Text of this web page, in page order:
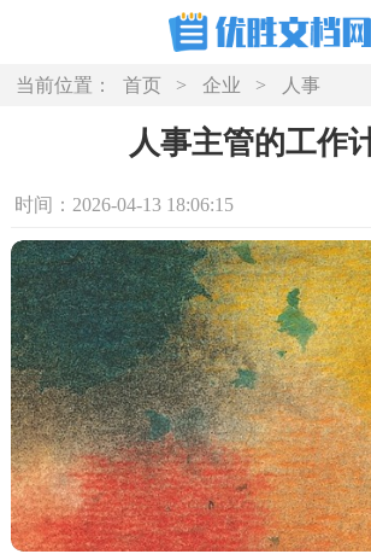
当前位置： 首页 > 企业 > 人事
人事主管的工作
时间：2026-04-13 18:06:15